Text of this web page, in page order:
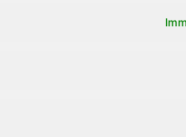
Ernährung mal auf